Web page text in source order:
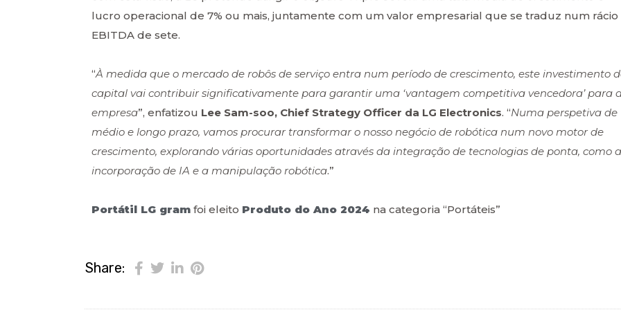
lucro operacional de 7% ou mais, juntamente com um valor empresarial que se traduz num rácio
EBITDA de sete.
“À medida que o mercado de robôs de serviço entra num período de crescimento, este investimento
capital vai contribuir significativamente para garantir uma ‘vantagem competitiva vencedora’ para
empresa”, enfatizou Lee Sam-soo, Chief Strategy Officer da LG Electronics. “Numa perspetiva de
médio e longo prazo, vamos procurar transformar o nosso negócio de robótica num novo motor de
crescimento, explorando várias oportunidades através da integração de tecnologias de ponta, como a
incorporação de IA e a manipulação robótica.”
Portátil LG gram foi eleito Produto do Ano 2024 na categoria “Portáteis”
Share: